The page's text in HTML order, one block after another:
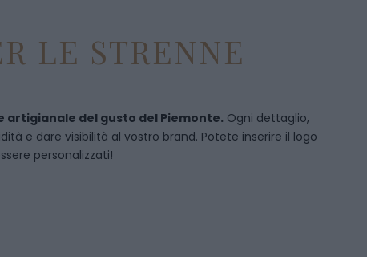
LE STRENNE
artigianale del gusto del Piemonte. Ogni dettaglio,
e dare visibilità al vostro brand. Potete inserire il logo
personalizzati!